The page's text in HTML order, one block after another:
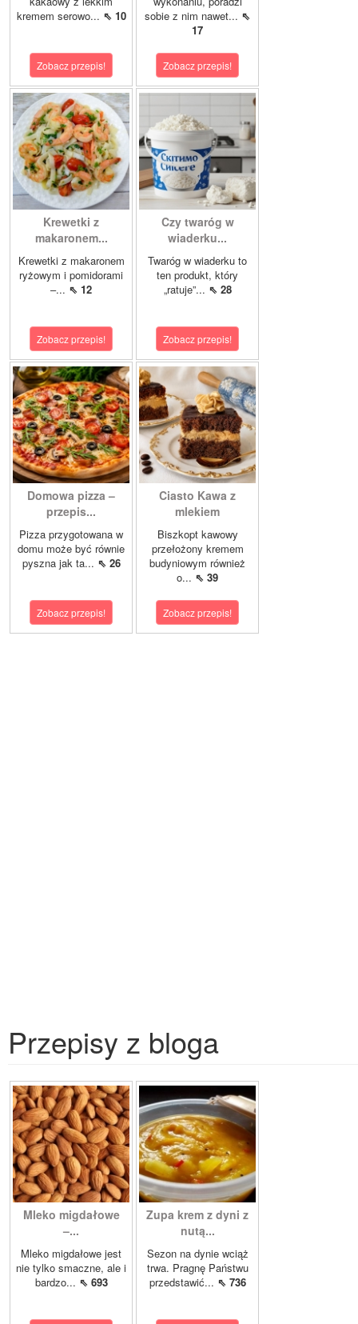
kremem serowo... ⇖ 10
Zobacz przepis!
sobie z nim nawet... ⇖
17
Zobacz przepis!
Krewetki z
makaronem...
Krewetki z makaronem
ryżowym i pomidorami
–... ⇖ 12
Zobacz przepis!
Czy twaróg w
wiaderku...
Twaróg w wiaderku to
ten produkt, który
„ratuje”... ⇖ 28
Zobacz przepis!
Domowa pizza –
przepis...
Pizza przygotowana w
domu może być równie
pyszna jak ta... ⇖ 26
Zobacz przepis!
Ciasto Kawa z
mlekiem
Biszkopt kawowy
przełożony kremem
budyniowym również
o... ⇖ 39
Zobacz przepis!
Przepisy z bloga
Mleko migdałowe
–...
Mleko migdałowe jest
nie tylko smaczne, ale i
bardzo... ⇖ 693
Zupa krem z dyni z
nutą...
Sezon na dynie wciąż
trwa. Pragnę Państwu
przedstawić... ⇖ 736